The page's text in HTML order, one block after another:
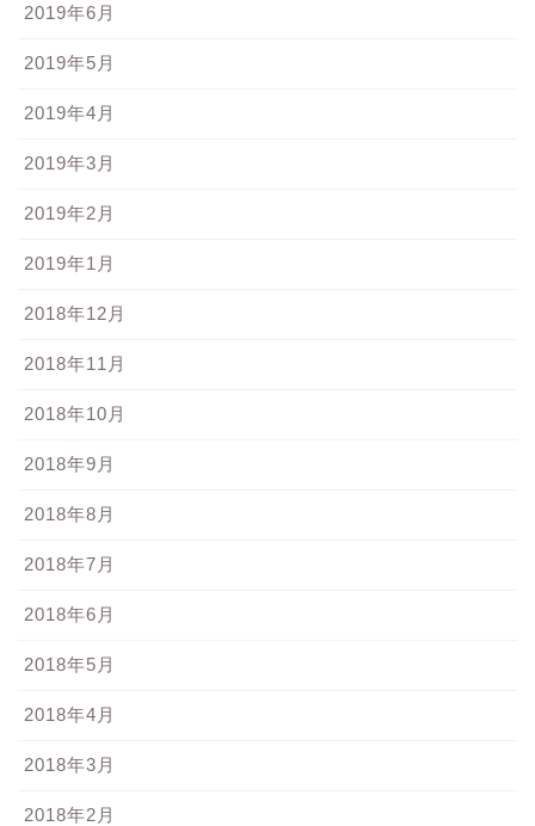
2019年6月
2019年5月
2019年4月
2019年3月
2019年2月
2019年1月
2018年12月
2018年11月
2018年10月
2018年9月
2018年8月
2018年7月
2018年6月
2018年5月
2018年4月
2018年3月
2018年2月